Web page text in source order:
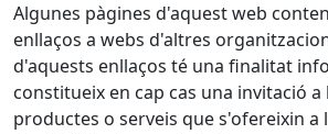
Algunes pàgines d'aquest web
enllaços a webs d'altres
d'aquests enllaços té una finalitat
constitueix en cap cas una invitació
productes o serveis que s'ofereixin a